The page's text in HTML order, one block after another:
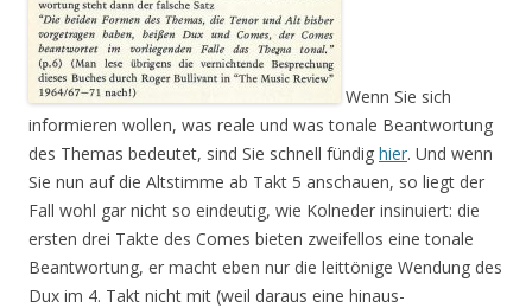
Wenn Sie sich
informieren wollen, was reale und was tonale Beantwortung
des Themas bedeutet, sind Sie schnell fündig hier. Und wenn
Sie nun auf die Altstimme ab Takt 5 anschauen, so liegt der
Fall wohl gar nicht so eindeutig, wie Kolneder insinuiert: die
ersten drei Takte des Comes bieten zweifellos eine tonale
Beantwortung, er macht eben nur die leittönige Wendung des
Dux im 4. Takt nicht mit (weil daraus eine hinaus-